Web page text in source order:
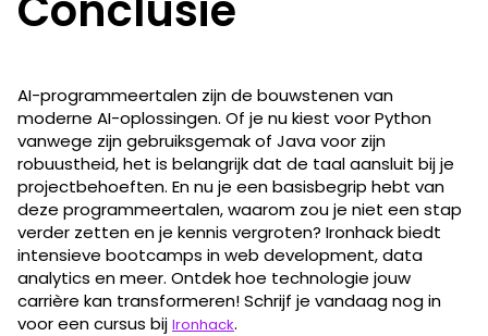
AI-programmeertalen​​ zijn de bouwstenen van
moderne AI-oplossingen. Of je nu kiest voor Python
vanwege zijn gebruiksgemak of Java voor zijn
robuustheid, het is belangrijk dat de taal aansluit bij je
projectbehoeften. En nu je een basisbegrip hebt van
deze programmeertalen, waarom zou je niet een stap
verder zetten en je kennis vergroten? Ironhack biedt
intensieve bootcamps in web development, data
analytics en meer. Ontdek hoe technologie jouw
carrière kan transformeren! Schrijf je vandaag nog in
voor een cursus bij Ironhack.